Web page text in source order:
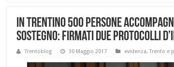
In Trentino 500 persone
sostegno: firmati due protocolli
Trentoblog 30 Maggio 2017 evidenza,Trento e